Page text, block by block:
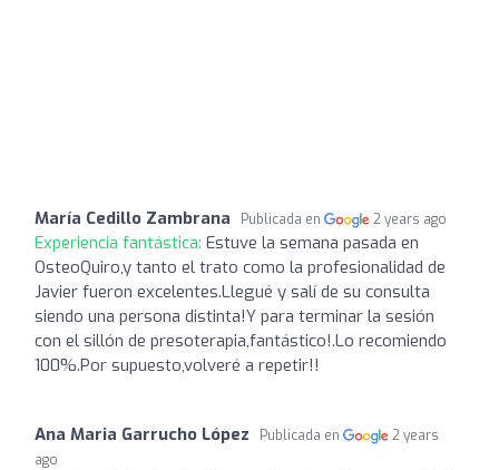
María Cedillo Zambrana Publicada en 2 years ago
Experiencia fantástica: Estuve la semana pasada en
OsteoQuiro,y tanto el trato como la profesionalidad de
Javier fueron excelentes.Llegué y salí de su consulta
siendo una persona distinta!Y para terminar la sesión
con el sillón de presoterapia,fantástico!.Lo recomiendo
100%.Por supuesto,volveré a repetir!!
Ana Maria Garrucho López Publicada en
2 years
ago